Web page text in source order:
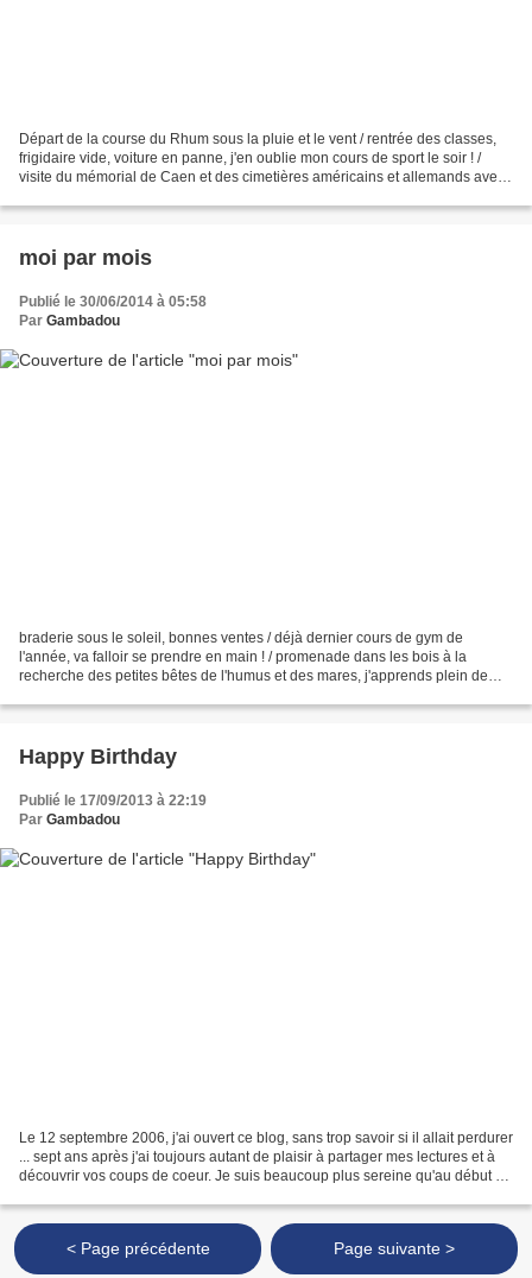
Départ de la course du Rhum sous la pluie et le vent / rentrée des classes,
frigidaire vide, voiture en panne, j'en oublie mon cours de sport le soir ! /
visite du mémorial de Caen et des cimetières américains et allemands avec
moi par mois
Publié le 30/06/2014 à 05:58
Par Gambadou
braderie sous le soleil, bonnes ventes / déjà dernier cours de gym de
l'année, va falloir se prendre en main ! / promenade dans les bois à la
recherche des petites bêtes de l'humus et des mares, j'apprends plein de
Happy Birthday
Publié le 17/09/2013 à 22:19
Par Gambadou
Le 12 septembre 2006, j'ai ouvert ce blog, sans trop savoir si il allait perdurer
... sept ans après j'ai toujours autant de plaisir à partager mes lectures et à
découvrir vos coups de coeur. Je suis beaucoup plus sereine qu'au début et
< Page précédente Page suivante >